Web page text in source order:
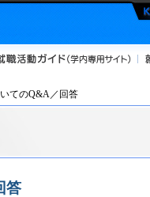
てのQ&A／回答
答